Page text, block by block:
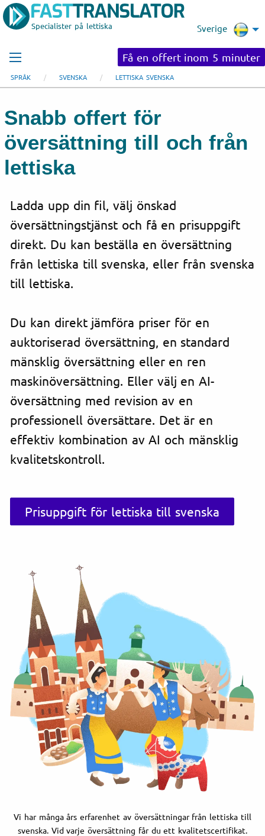
Specialister på lettiska Sverige
Få en offert inom 5 minuter
SPRÅK SVENSKA LETTISKA SVENSKA
Snabb offert för
översättning till och från
lettiska
Ladda upp din fil, välj önskad
översättningstjänst och få en prisuppgift
direkt. Du kan beställa en översättning
från lettiska till svenska, eller från svenska
till lettiska.
Du kan direkt jämföra priser för en
auktoriserad översättning, en standard
mänsklig översättning eller en ren
maskinöversättning. Eller välj en AI-
översättning med revision av en
professionell översättare. Det är en
effektiv kombination av AI och mänsklig
kvalitetskontroll.
Prisuppgift för lettiska till svenska
Vi har många års erfarenhet av översättningar från lettiska till
svenska. Vid varje översättning får du ett kvalitetscertifikat.